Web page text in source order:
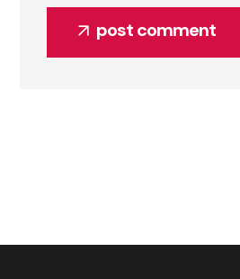
post comment